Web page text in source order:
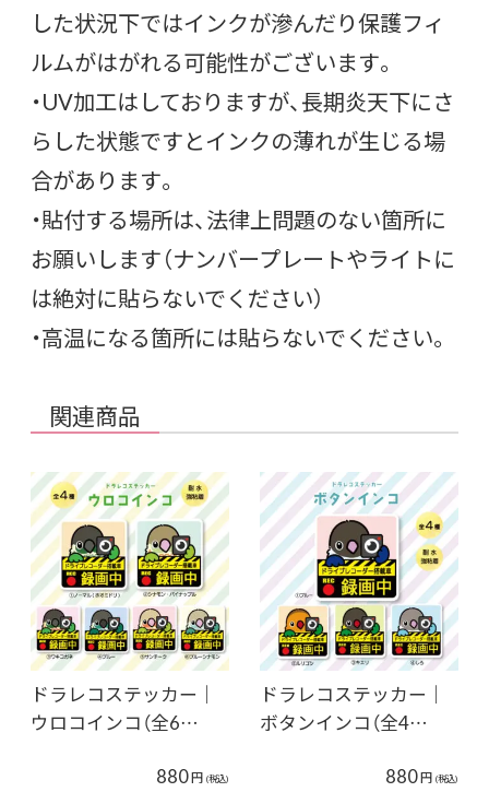
した状況下ではインクが滲んだり保護フィ
ルムがはがれる可能性がございます。
・UV加工はしておりますが、長期炎天下にさ
らした状態ですとインクの薄れが生じる場
合があります。
・貼付する場所は、法律上問題のない箇所に
お願いします（ナンバープレートやライトに
は絶対に貼らないでください）
・高温になる箇所には貼らないでください。
関連商品
ドラレコステッカー｜
ウロコインコ（全6…
880円 (税込)
ドラレコステッカー｜
ボタンインコ（全4…
880円 (税込)